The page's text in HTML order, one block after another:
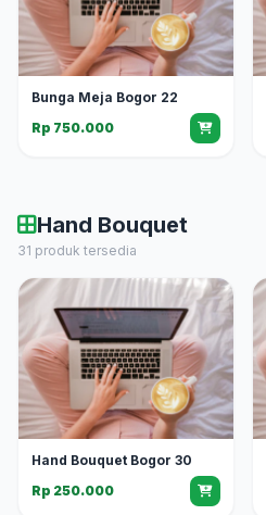
Bunga Meja Bogor 22
Rp 750.000
Hand Bouquet
31 produk tersedia
Hand Bouquet Bogor 30
Rp 250.000